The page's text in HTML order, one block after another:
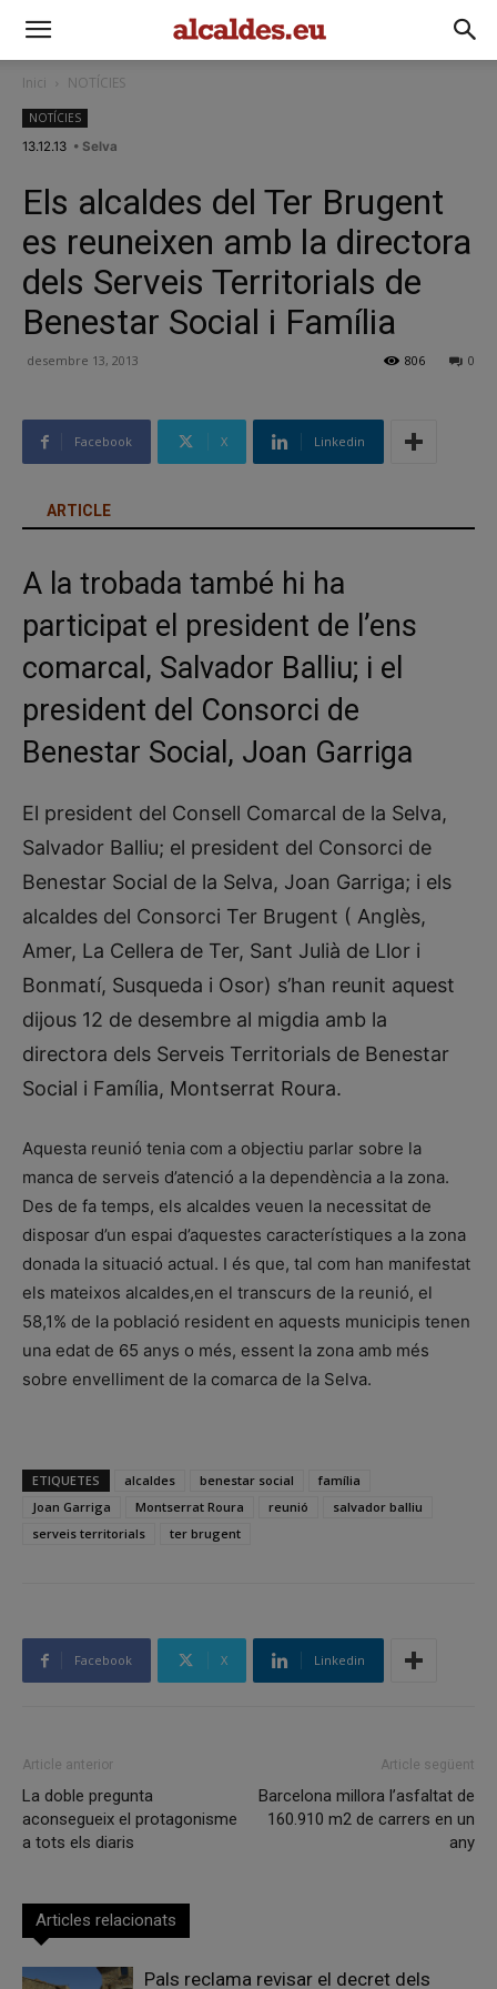
Inici NOTÍCIES
NOTÍCIES
13.12.13 • Selva
Els alcaldes del Ter Brugent
es reuneixen amb la directora
dels Serveis Territorials de
Benestar Social i Família
desembre 13, 2013 0
806
Facebook X Linkedin
ARTICLE
A la trobada també hi ha
participat el president de l’ens
comarcal, Salvador Balliu; i el
president del Consorci de
Benestar Social, Joan Garriga
El president del Consell Comarcal de la Selva,
Salvador Balliu; el president del Consorci de
Benestar Social de la Selva, Joan Garriga; i els
alcaldes del Consorci Ter Brugent ( Anglès,
Amer, La Cellera de Ter, Sant Julià de Llor i
Bonmatí, Susqueda i Osor) s’han reunit aquest
dijous 12 de desembre al migdia amb la
directora dels Serveis Territorials de Benestar
Social i Família, Montserrat Roura.
Aquesta reunió tenia com a objectiu parlar sobre la
manca de serveis d’atenció a la dependència a la zona.
Des de fa temps, els alcaldes veuen la necessitat de
disposar d’un espai d’aquestes característiques a la zona
donada la situació actual. I és que, tal com han manifestat
els mateixos alcaldes,en el transcurs de la reunió, el
58,1% de la població resident en aquests municipis tenen
una edat de 65 anys o més, essent la zona amb més
sobre envelliment de la comarca de la Selva.
ETIQUETES alcaldes benestar social
família
Joan Garriga
Montserrat Roura reunió
salvador balliu
serveis territorials
ter brugent
Facebook X Linkedin
Article anterior
La doble pregunta
aconsegueix el protagonisme
a tots els diaris
Article següent
Barcelona millora l’asfaltat de
160.910 m2 de carrers en un
any
Articles relacionats
Pals reclama revisar el decret dels